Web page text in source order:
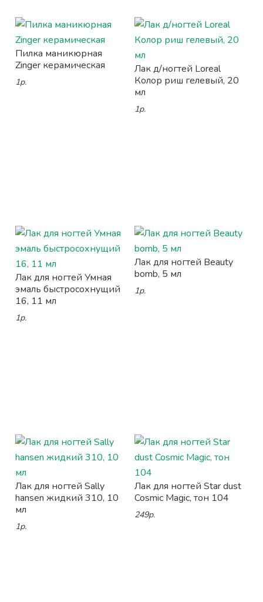
Пилка маникюрная
Zinger керамическая
1р.
Лак д/ногтей Loreal
Колор риш гелевый, 20
мл
1р.
Лак для ногтей Умная
эмаль быстросохнущий
16, 11 мл
1р.
Лак для ногтей Beauty
bomb, 5 мл
1р.
Лак для ногтей Sally
hansen жидкий 310, 10
мл
1р.
Лак для ногтей Star dust
Cosmic Magic, тон 104
249р.